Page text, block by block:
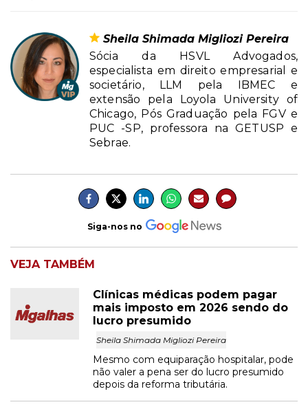
Sheila Shimada Migliozi Pereira
Sócia da HSVL Advogados,
especialista em direito empresarial e
societário, LLM pela IBMEC e
extensão pela Loyola University of
Chicago, Pós Graduação pela FGV e
PUC -SP, professora na GETUSP e
Sebrae.
Siga-nos no
VEJA TAMBÉM
Clínicas médicas podem pagar
mais imposto em 2026 sendo do
lucro presumido
Sheila Shimada Migliozi Pereira
Mesmo com equiparação hospitalar, pode
não valer a pena ser do lucro presumido
depois da reforma tributária.